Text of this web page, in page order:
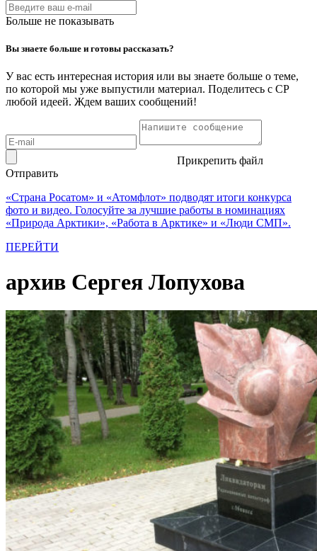
Больше не показывать
Вы знаете больше и готовы рассказать?
У вас есть интересная история или вы знаете больше о теме,
по которой мы уже выпустили материал. Поделитесь с СР
любой идеей. Ждем ваших сообщений!
Прикрепить файл
Отправить
«Страна Росатом» и «Атомфлот» подводят итоги конкурса
фото и видео. Голосуйте за лучшие работы в номинациях
«Природа Арктики», «Работа в Арктике» и «Люди СМП».
ПЕРЕЙТИ
архив Сергея Лопухова